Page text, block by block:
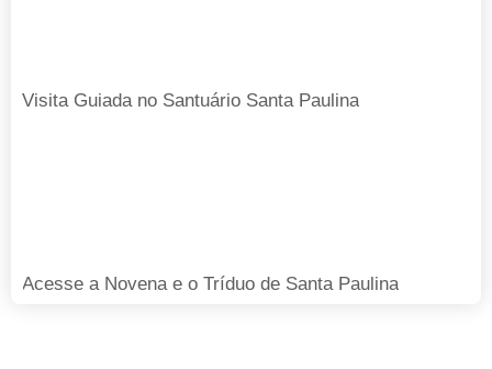
Visita Guiada no Santuário Santa Paulina
Acesse a Novena e o Tríduo de Santa Paulina